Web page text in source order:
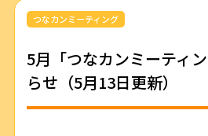
つなカンミーティング
5月「つなカンミーティ
らせ（5月13日更新）